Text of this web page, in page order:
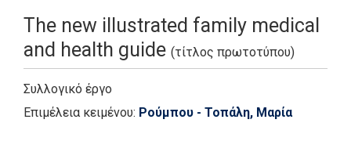
The new illustrated family medical
and health guide (τίτλος πρωτοτύπου)
Συλλογικό έργο
Επιμέλεια κειμένου: Ρούμπου - Τοπάλη, Μαρία